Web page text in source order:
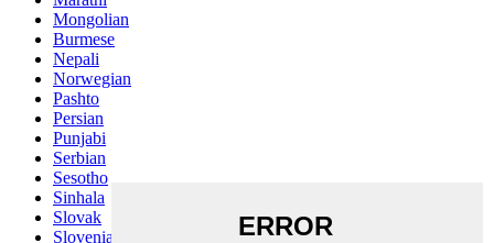
Mongolian
Burmese
Nepali
Norwegian
Pashto
Persian
Punjabi
Serbian
Sesotho
Sinhala
Slovak
Slovenian